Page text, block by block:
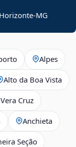
MG
Alpes
Alto da Boa Vista
Cruz
Anchieta
Seção